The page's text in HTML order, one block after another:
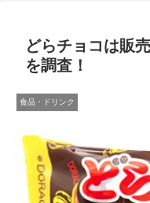
どらチョコは販
を調査！
食品・ドリンク